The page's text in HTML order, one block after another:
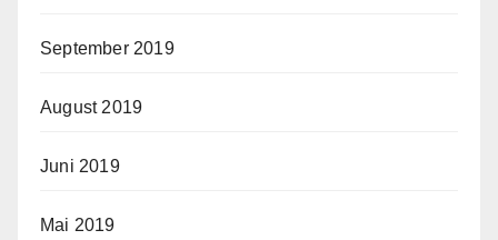
September 2019
August 2019
Juni 2019
Mai 2019